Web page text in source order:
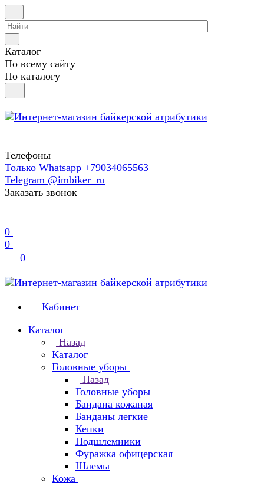
Каталог
По всему сайту
По каталогу
Телефоны
Только Whatsapp +79034065563
Telegram @imbiker_ru
Заказать звонок
0
0
0
Кабинет
Каталог
Назад
Каталог
Головные уборы
Назад
Головные уборы
Бандана кожаная
Банданы легкие
Кепки
Подшлемники
Фуражка офицерская
Шлемы
Кожа